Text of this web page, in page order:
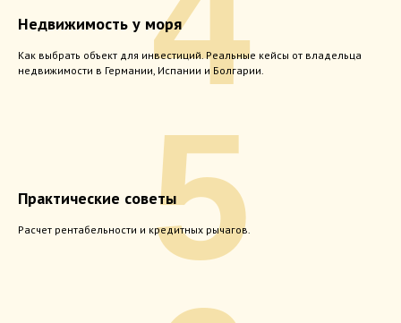
Недвижимость у моря
Как выбрать объект для инвестиций. Реальные кейсы от владельца
недвижимости в Германии, Испании и Болгарии.
Практические советы
Расчет рентабельности и кредитных рычагов.
5